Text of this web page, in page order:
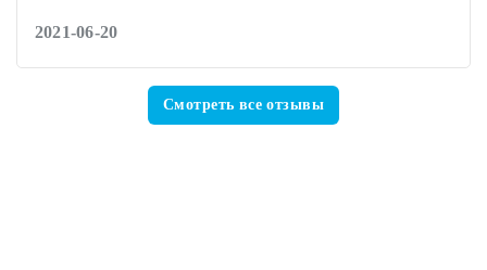
2021-06-20
Смотреть все отзывы